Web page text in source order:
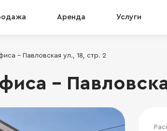
Аренда Услуги
- Павловская ул., 18, стр. 2
-